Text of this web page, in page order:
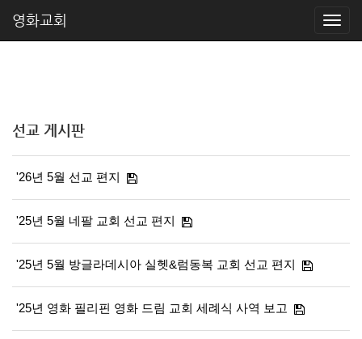
영화교회
선교 게시판
'26년 5월 선교 편지
'25년 5월 네팔 교회 선교 편지
'25년 5월 방글라데시아 실헷&럼동복 교회 선교 편지
'25년 영화 필리핀 영화 드림 교회 세례식 사역 보고